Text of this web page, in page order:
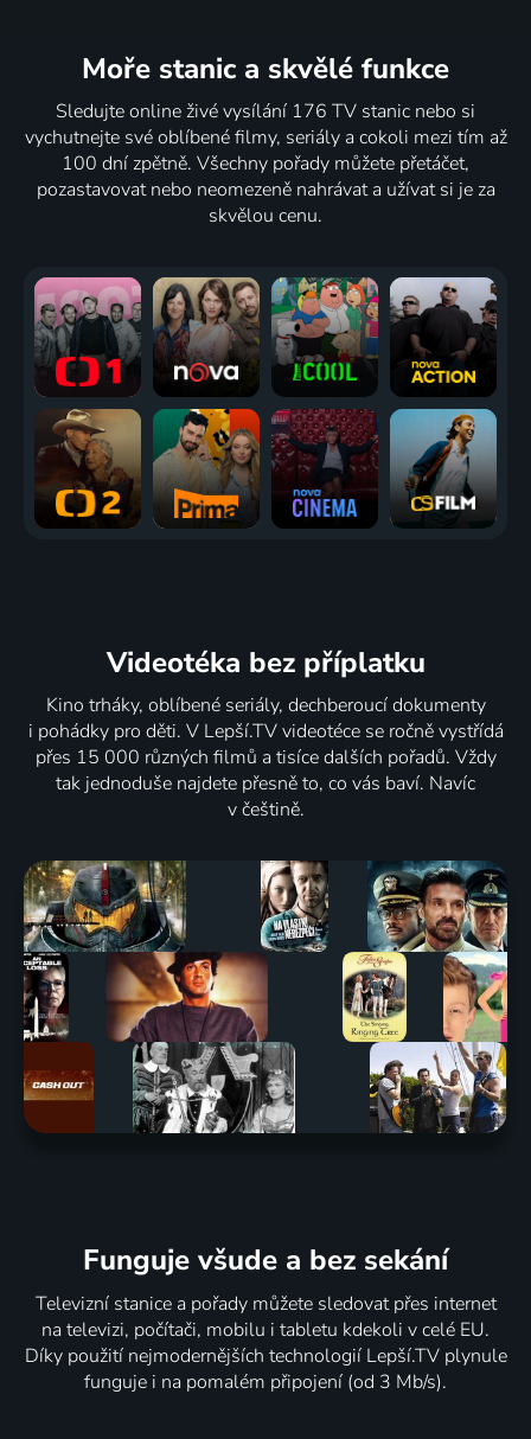
Moře stanic a skvělé funkce
Sledujte online živé vysílání 176 TV stanic nebo si
vychutnejte své oblíbené filmy, seriály a cokoli mezi tím až
100 dní zpětně. Všechny pořady můžete přetáčet,
pozastavovat nebo neomezeně nahrávat a užívat si je za
skvělou cenu.
Videotéka bez příplatku
Kino trháky, oblíbené seriály, dechberoucí dokumenty
i pohádky pro děti. V Lepší.TV videotéce se ročně vystřídá
přes 15 000 různých filmů a tisíce dalších pořadů. Vždy
tak jednoduše najdete přesně to, co vás baví. Navíc
v češtině.
Funguje všude a bez sekání
Televizní stanice a pořady můžete sledovat přes internet
na televizi, počítači, mobilu i tabletu kdekoli v celé EU.
Díky použití nejmodernějších technologií Lepší.TV plynule
funguje i na pomalém připojení (od 3 Mb/s).